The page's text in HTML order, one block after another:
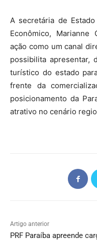
A secretária de
Econômico,
ação como um canal
possibilita apresentar,
turístico do estado
frente da
posicionamento da
atrativo no cenário
Artigo anterior
PRF Paraíba apreende